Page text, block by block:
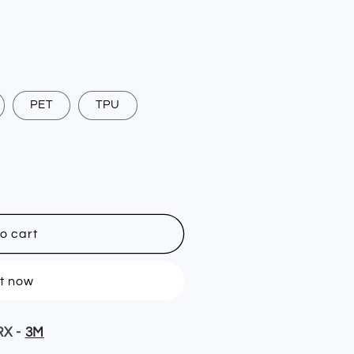
PET TPU
cart
now
- 3M